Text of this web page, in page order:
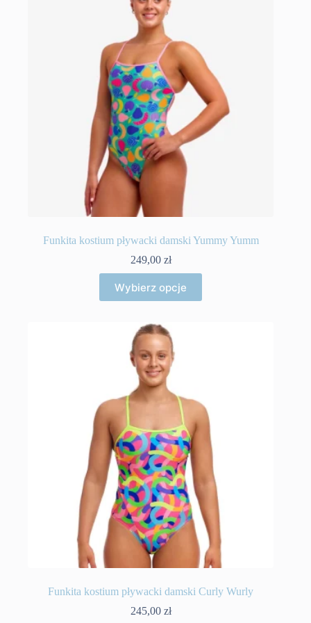
Funkita kostium pływacki damski Yummy Yumm
249,00 zł
Wybierz opcje
produkt
ma
wariantów.
Opcje
można
wybrać
na
stronie
produktu
Funkita kostium pływacki damski Curly Wurly
245,00 zł